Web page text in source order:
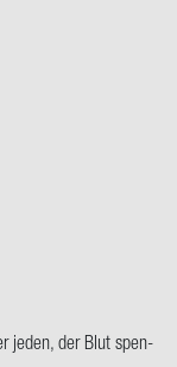
jeden, der Blut spen­